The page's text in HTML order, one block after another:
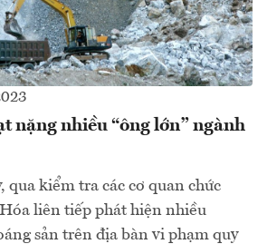
nặng nhiều “ông lớn” ngành
qua kiểm tra các cơ quan chức
liên tiếp phát hiện nhiều
sản trên địa bàn vi phạm quy